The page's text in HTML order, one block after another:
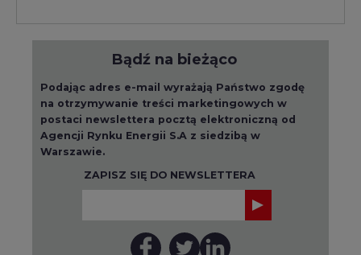
Bądź na bieżąco
Podając adres e-mail wyrażają Państwo zgodę
na otrzymywanie treści marketingowych w
postaci newslettera pocztą elektroniczną od
Agencji Rynku Energii S.A z siedzibą w
Warszawie.
ZAPISZ SIĘ DO NEWSLETTERA